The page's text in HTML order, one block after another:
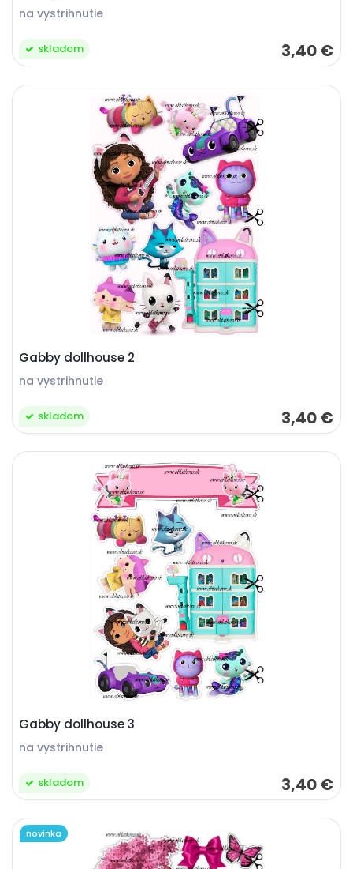
na vystrihnutie
3,40 €
skladom
Gabby dollhouse 2
na vystrihnutie
3,40 €
skladom
Gabby dollhouse 3
na vystrihnutie
3,40 €
skladom
novinka